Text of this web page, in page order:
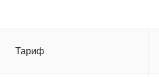
Тариф